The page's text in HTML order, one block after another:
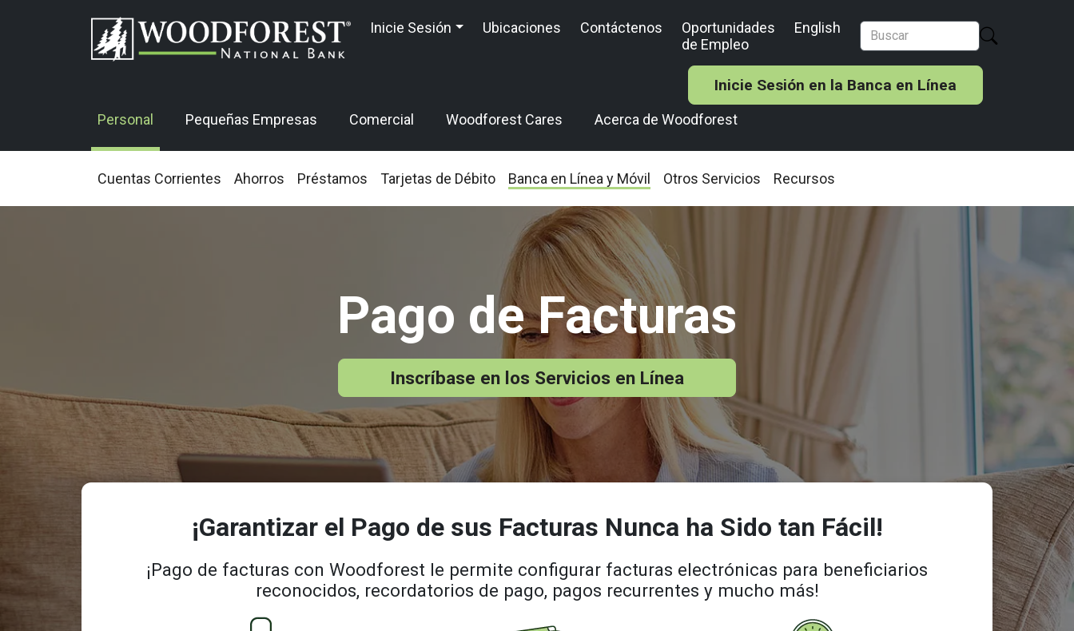
Inicie Sesión Ubicaciones Contáctenos
Oportunidades
de Empleo
English
Inicie Sesión en la Banca en Línea
Personal Pequeñas Empresas Comercial Woodforest Cares Acerca de Woodforest
Cuentas Corrientes Ahorros Préstamos Tarjetas de Débito Banca en Línea y Móvil Otros Servicios Recursos
Pago de Facturas
Inscríbase en los Servicios en Línea
¡Garantizar el Pago de sus Facturas Nunca ha Sido tan Fácil!
¡Pago de facturas con Woodforest le permite configurar facturas electrónicas para beneficiarios
reconocidos, recordatorios de pago, pagos recurrentes y mucho más!